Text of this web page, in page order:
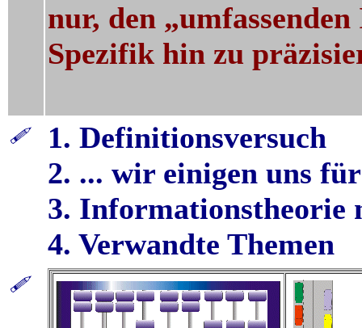
nur, den
Spezifik hin zu
1. Definitionsversuch
2. ... wir einigen uns
3. Informationstheorie
4. Verwandte Themen